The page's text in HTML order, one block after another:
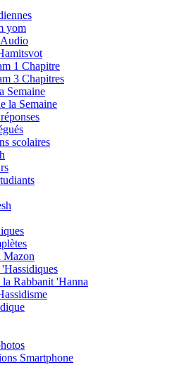
yom
1 Chapitre
3 Chapitres
Semaine
la Semaine
scolaires
Mazon
Rabbanit 'Hanna
Smartphone